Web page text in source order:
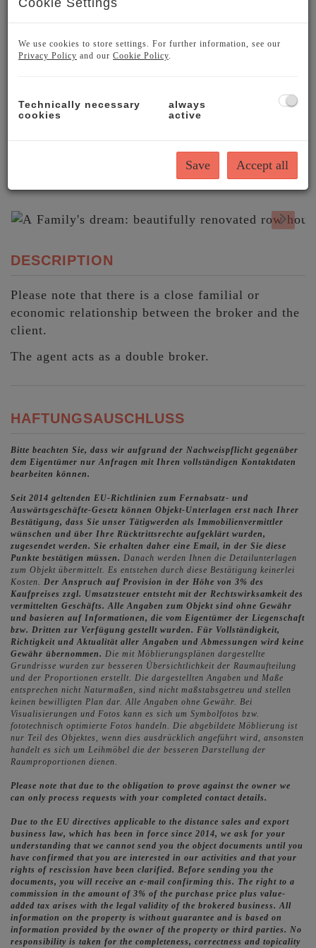
DESCRIPTION
Please note that there is a close familial or
economic relationship between the broker and the
client.
The agent acts as a double broker.
HAFTUNGSAUSCHLUSS
Bitte beachten Sie, dass wir aufgrund der Nachweispflicht gegenüber
dem Eigentümer nur Anfragen mit Ihren vollständigen Kontaktdaten
bearbeiten können.
Seit 2014 geltenden EU-Richtlinien zum Fernabsatz- und
Auswärtsgeschäfte-Gesetz können Objekt-Unterlagen erst nach Ihrer
Bestätigung, dass Sie unser Tätigwerden als Immobilienvermittler
wünschen und über Ihre Rücktrittsrechte aufgeklärt wurden,
zugesendet werden. Sie erhalten daher eine Email, in der Sie diese
Punkte bestätigen müssen. Danach werden Ihnen die Detailunterlagen
zum Objekt übermittelt. Es entstehen durch diese Bestätigung keinerlei
Kosten. Der Anspruch auf Provision in der Höhe von 3% des
Kaufpreises zzgl. Umsatzsteuer entsteht mit der Rechtswirksamkeit des
vermittelten Geschäfts.Alle Angaben zum Objekt sind ohne Gewähr
und basieren auf Informationen, die vom Eigentümer der Liegenschaft
bzw. Dritten zur Verfügung gestellt wurden. Für Vollständigkeit,
Richtigkeit und Aktualität aller Angaben und Abmessungen wird keine
Gewähr übernommen. Die mit Möblierungsplänen dargestellte
Grundrisse wurden zur besseren Übersichtlichkeit der Raumaufteilung
und der Proportionen erstellt. Die dargestellten Angaben und Maße
entsprechen nicht Naturmaßen, sind nicht maßstabsgetreu und stellen
keinen bewilligten Plan dar. Alle Angaben ohne Gewähr. Bei
Visualisierungen und Fotos kann es sich um Symbolfotos bzw.
fototechnisch optimierte Fotos handeln. Die abgebildete Möblierung ist
nur Teil des Objektes, wenn dies ausdrücklich angeführt wird, ansonsten
handelt es sich um Leihmöbel die der besseren Darstellung der
Raumproportionen dienen.
Please note that due to the obligation to prove against the owner we
can only process requests with your completed contact details.
Due to the EU directives applicable to the distance sales and export
business law, which has been in force since 2014, we ask for your
understanding that we cannot send you the object documents until you
have confirmed that you are interested in our activities and that your
rights of rescission have been clarified. Before sending you the
documents, you will receive an e-mail confirming this. The right to a
commission in the amount of 3% of the purchase price plus value-
added tax arises with the legal validity of the brokered business. All
information on the property is without guarantee and is based on
information provided by the owner of the property or third parties. No
responsibility is taken for the completeness, correctness and topicality
We use cookies to store settings. For further information, see our
Privacy Policy and our Cookie Policy
Technically necessary
cookies
always
active
Save Accept all